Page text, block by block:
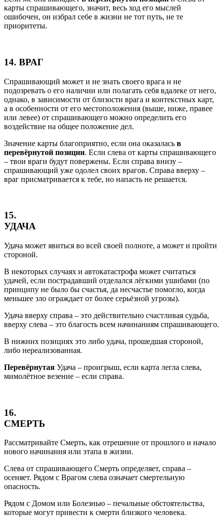
карты спрашивающего, значит, весь ход его мыслей
ошибочен, он избрал себе в жизни не тот путь, не те
приоритеты.
14. ВРАГ
Спрашивающий может и не знать своего врага и не
подозревать о его наличии или полагать себя вдалеке от него,
однако, в зависимости от близости врага и контекстных карт,
а в особенности от его местоположения (выше, ниже, правее
или левее) от спрашивающего можно определить его
воздействие на общее положение дел.
Значение карты благоприятно, если она оказалась в
перевёрнутой позиции. Если слева от карты спрашивающего
– твои враги будут повержены. Если справа внизу –
спрашивающий уже одолел своих врагов. Справа вверху –
враг присматривается к тебе, но напасть не решается.
15.
УДАЧА
Удача может явиться во всей своей полноте, а может и пройти
стороной.
В некоторых случаях и автокатастрофа может считаться
удачей, если пострадавший отделался лёгкими ушибами (по
принципу не было бы счастья, да несчастье помогло, когда
меньшее зло ограждает от более серьёзной угрозы).
Удача вверху справа – это действительно счастливая судьба,
вверху слева – это благость всем начинаниям спрашивающего.
В нижних позициях это либо удача, прошедшая стороной,
либо нереализованная.
Перевёрнутая Удача – проигрыш, если карта легла слева,
мимолётное везение – если справа.
16.
СМЕРТЬ
Рассматривайте Смерть, как отрешение от прошлого и начало
нового начинания или этапа в жизни.
Слева от спрашивающего Смерть определяет, справа –
осеняет. Рядом с Врагом слева означает смертельную
опасность.
Рядом с Домом или Болезнью – печальные обстоятельства,
которые могут привести к смерти близкого человека.